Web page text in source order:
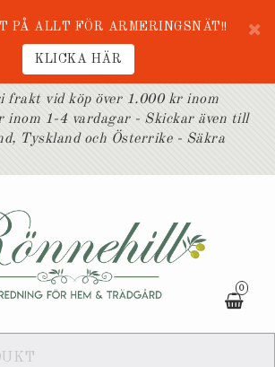
PÅ ALLT FÖR ARMERINGSNÄT!!
KLICKA HÄR
vid köp över 1.000 kr inom
inom 1-4 vardagar - Skickar även till
Tyskland och Österrike - Säkra
0